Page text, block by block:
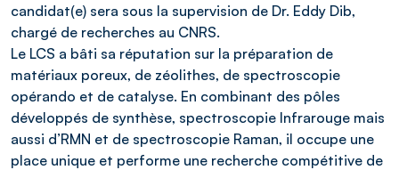
candidat(e) sera sous la supervision de Dr. Eddy Dib,
chargé de recherches au CNRS.
Le LCS a bâti sa réputation sur la préparation de
matériaux poreux, de zéolithes, de spectroscopie
opérando et de catalyse. En combinant des pôles
développés de synthèse, spectroscopie Infrarouge mais
aussi d’RMN et de spectroscopie Raman, il occupe une
place unique et performe une recherche compétitive de